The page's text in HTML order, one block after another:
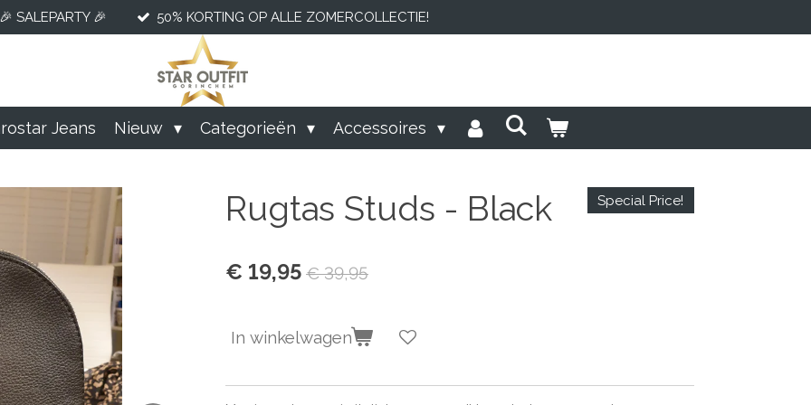
🎉 SALEPARTY 🎉 50% KORTING OP ALLE ZOMERCOLLECTIE!
Jeans Nieuw Categorieën Accessoires
Rugtas Studs - Black Special Price!
€ 19,95 € 39,95
In winkelwagen